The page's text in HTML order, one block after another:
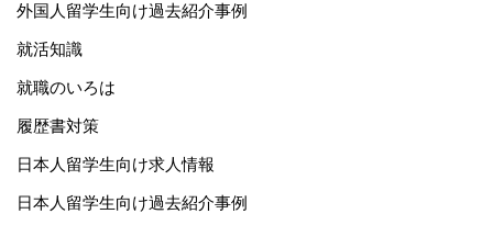
外国人留学生向け過去紹介事例
就活知識
就職のいろは
履歴書対策
日本人留学生向け求人情報
日本人留学生向け過去紹介事例